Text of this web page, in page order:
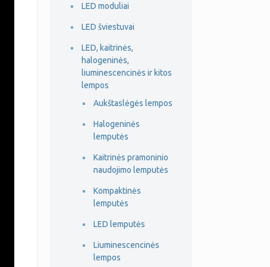
LED moduliai
LED šviestuvai
LED, kaitrinės,
halogeninės,
liuminescencinės ir kitos
lempos
Aukštaslėgės lempos
Halogeninės
lemputės
Kaitrinės pramoninio
naudojimo lemputės
Kompaktinės
lemputės
LED lemputės
Liuminescencinės
lempos